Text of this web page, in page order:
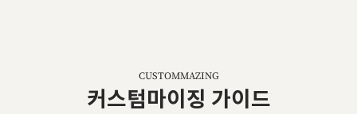
CUSTOMMAZING
커스텀마이징 가이드